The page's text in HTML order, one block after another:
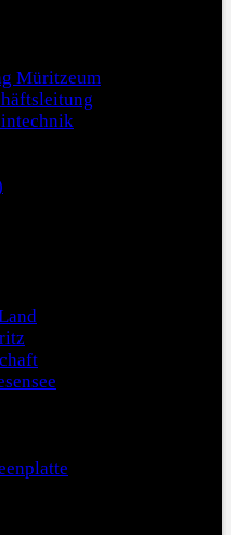
Müritzeum